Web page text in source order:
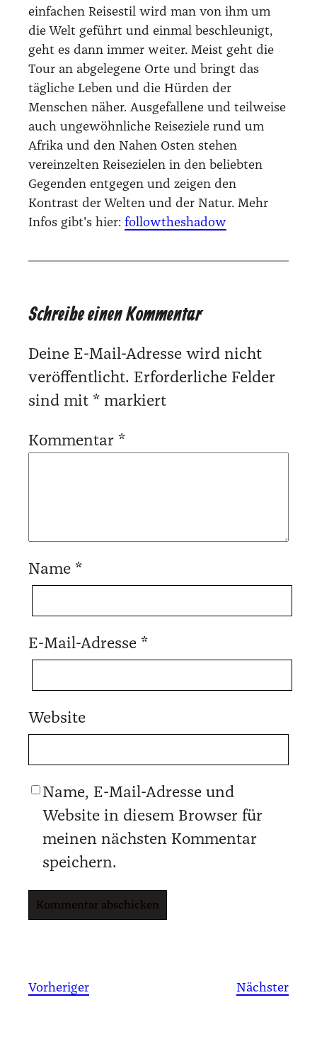
einfachen Reisestil wird man von ihm um
die Welt geführt und einmal beschleunigt,
geht es dann immer weiter. Meist geht die
Tour an abgelegene Orte und bringt das
tägliche Leben und die Hürden der
Menschen näher. Ausgefallene und teilweise
auch ungewöhnliche Reiseziele rund um
Afrika und den Nahen Osten stehen
vereinzelten Reisezielen in den beliebten
Gegenden entgegen und zeigen den
Kontrast der Welten und der Natur. Mehr
Infos gibt's hier: followtheshadow
Schreibe einen Kommentar
Deine E-Mail-Adresse wird nicht
veröffentlicht. Erforderliche Felder
sind mit * markiert
Kommentar *
Name *
E-Mail-Adresse *
Website
Name, E-Mail-Adresse und
Website in diesem Browser für
meinen nächsten Kommentar
speichern.
Vorheriger Nächster